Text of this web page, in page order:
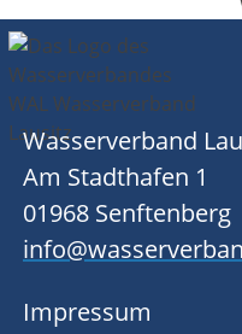
Wasserverband
Am Stadthafen 1
01968 Senftenberg
Impressum